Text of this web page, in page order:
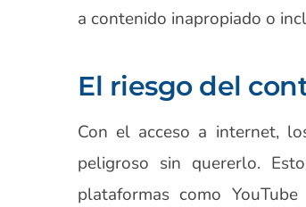
a contenido inapropiado o
El riesgo del
Con el acceso a internet,
peligroso sin quererlo.
plataformas como